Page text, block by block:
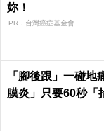
妳！
PR．台灣癌症基金會
「腳後跟」一碰
膜炎」只要60秒「